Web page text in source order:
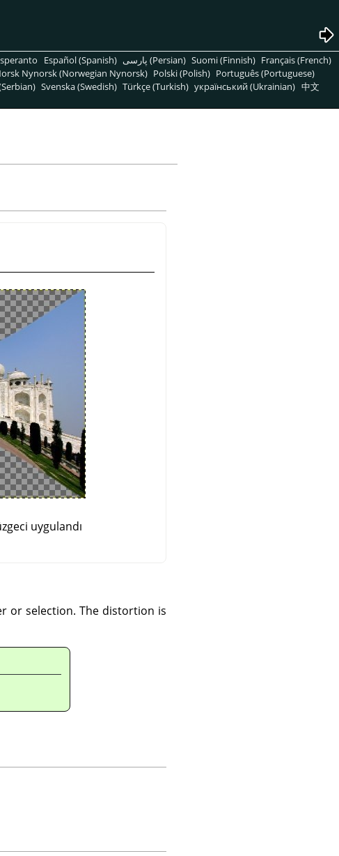
Español (Spanish) پارسی (Persian) Suomi (Finnish) Français (French)
Nynorsk (Norwegian Nynorsk) Polski (Polish) Português (Portuguese)
Svenska (Swedish) Türkçe (Turkish) український (Ukrainian) 中文
uygulandı
or selection. The distortion is